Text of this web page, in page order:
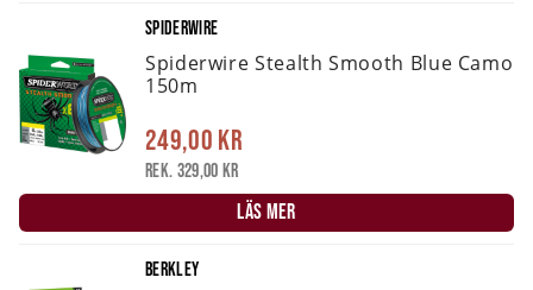
SPIDERWIRE
Spiderwire Stealth Smooth Blue Camo
150m
249,00 kr
Rek. 329,00 kr
LÄS MER
BERKLEY